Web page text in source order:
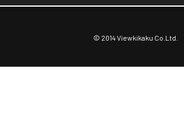
© 2014 Viewkikaku Co.Ltd.